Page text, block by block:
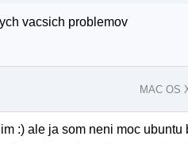
vacsich problemov
MAC OS
:) ale ja som neni moc ubuntu